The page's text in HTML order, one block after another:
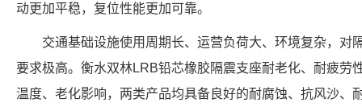
动更加平稳，复位性能更加可靠。
交通基础设施使用周期长、运营负荷大、环境复杂，对
要求极高。衡水双林LRB铅芯橡胶隔震支座耐老化、耐疲劳
温度、老化影响，两类产品均具备良好的耐腐蚀、抗风沙、